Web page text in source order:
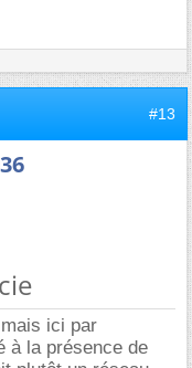
#13
ici par
à la présence de